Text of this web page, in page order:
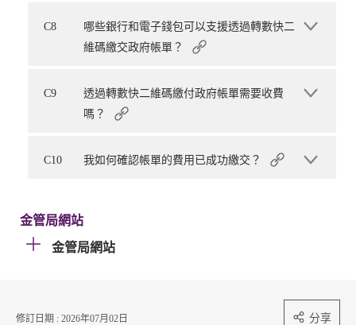
C8
哪些銀行和電子錢包可以支援透過轉數快二
維碼繳交政府帳單？
C9
透過轉數快二維碼繳付政府帳單需要收費
嗎？
C10 我如何確認帳單的費用已成功繳交？
金管局網站
金管局網站
修訂日期 : 2026年07月02日 分享